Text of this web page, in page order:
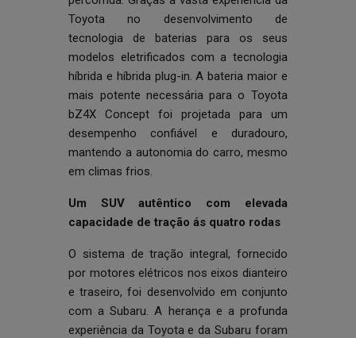
Toyota no desenvolvimento de
tecnologia de baterias para os seus
modelos eletrificados com a tecnologia
híbrida e híbrida plug-in. A bateria maior e
mais potente necessária para o Toyota
bZ4X Concept foi projetada para um
desempenho confiável e duradouro,
mantendo a autonomia do carro, mesmo
em climas frios.
Um SUV autêntico com elevada
capacidade de tração ás quatro rodas
O sistema de tração integral, fornecido
por motores elétricos nos eixos dianteiro
e traseiro, foi desenvolvido em conjunto
com a Subaru. A herança e a profunda
experiência da Toyota e da Subaru foram